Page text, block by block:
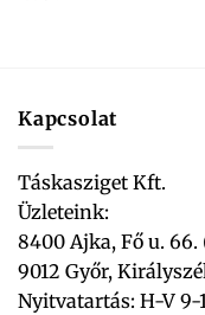
Kapcsolat
Táskasziget Kft.
Üzleteink:
8400 Ajka, Fő u. 66.
9012 Győr,
Nyitvatartás: H-V 9-